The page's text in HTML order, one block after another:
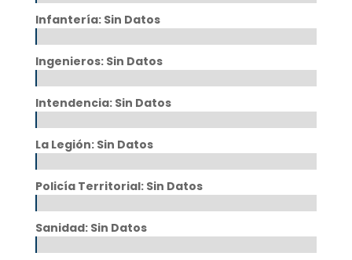
Infantería: Sin Datos
Ingenieros: Sin Datos
Intendencia: Sin Datos
La Legión: Sin Datos
Policía Territorial: Sin Datos
Sanidad: Sin Datos